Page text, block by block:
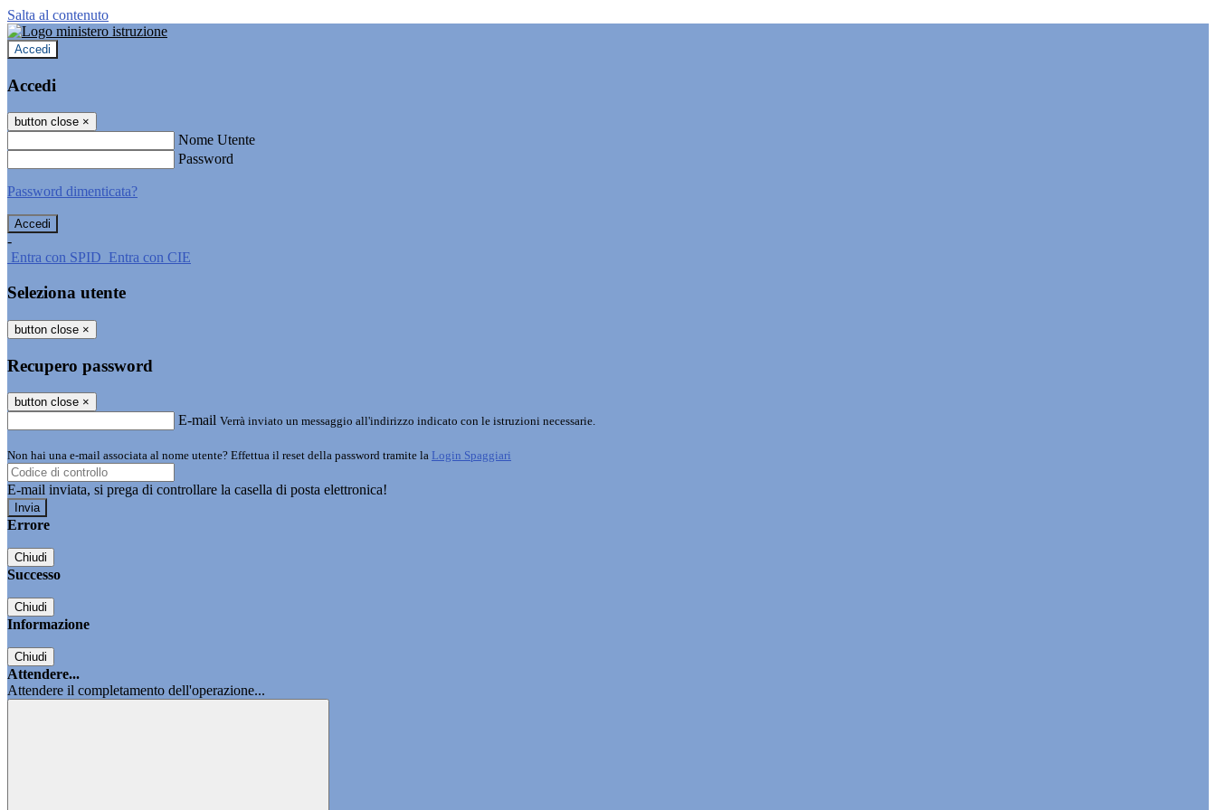
Salta al contenuto
Accedi
Accedi
button close ×
Nome Utente
Password
Password dimenticata?
-
Entra con SPID Entra con CIE
Seleziona utente
button close ×
Recupero password
button close ×
E-mail Verrà inviato un messaggio all'indirizzo indicato con le istruzioni necessarie.
Non hai una e-mail associata al nome utente? Effettua il reset della password tramite la Login Spaggiari
E-mail inviata, si prega di controllare la casella di posta elettronica!
Errore
Chiudi
Successo
Chiudi
Informazione
Chiudi
Attendere...
Attendere il completamento dell'operazione...